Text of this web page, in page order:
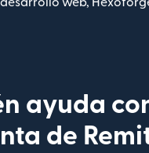
ayuda
de